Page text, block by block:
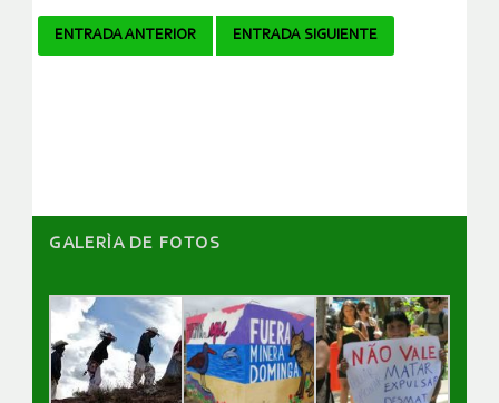
Navegador
ENTRADA ANTERIOR ENTRADA SIGUIENTE
GALERÌA DE FOTOS